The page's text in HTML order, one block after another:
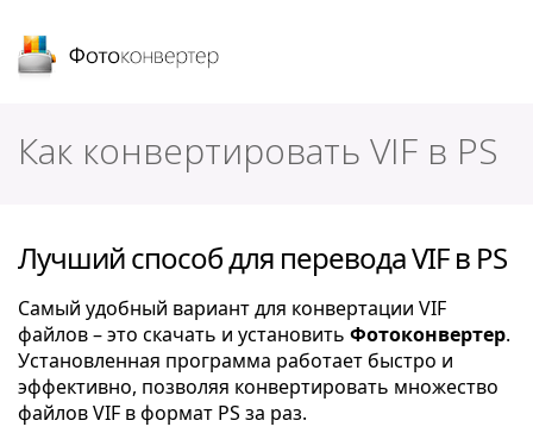
Как конвертировать VIF в PS
Лучший способ для перевода VIF в PS
Самый удобный вариант для конвертации VIF
файлов – это скачать и установить Фотоконвертер.
Установленная программа работает быстро и
эффективно, позволяя конвертировать множество
файлов VIF в формат PS за раз.